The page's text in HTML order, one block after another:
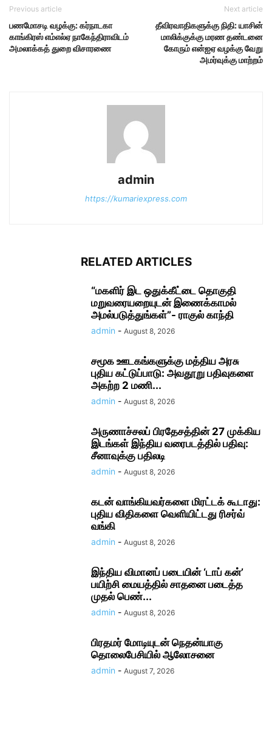
Previous article
பணமோசடி வழக்கு: கர்நாடகா
காங்கிரஸ் எம்எல்ஏ நாகேந்திராவிடம்
அமலாக்கத் துறை விசாரணை
Next article
தீவிரவாதிகளுக்கு நிதி: யாசின்
மாலிக்குக்கு மரண தண்டனை
கோரும் என்ஐஏ வழக்கு வேறு
அமர்வுக்கு மாற்றம்
admin
https://kumariexpress.com
RELATED ARTICLES
“மகளிர் இட ஒதுக்கீட்டை தொகுதி
மறுவரையறையுடன் இணைக்காமல்
அமல்படுத்துங்கள்”- ராகுல் காந்தி
admin - August 8, 2026
சமூக ஊடகங்களுக்கு மத்திய அரசு
புதிய கட்டுப்பாடு: அவதூறு பதிவுகளை
அகற்ற 2 மணி...
admin - August 8, 2026
அருணாச்சலப் பிரதேசத்தின் 27 முக்கிய
இடங்கள் இந்திய வரைபடத்தில் பதிவு:
சீனாவுக்கு பதிலடி
admin - August 8, 2026
கடன் வாங்கியவர்களை மிரட்டக் கூடாது:
புதிய விதிகளை வெளியிட்டது ரிசர்வ்
வங்கி
admin - August 8, 2026
இந்திய விமானப் படையின் ‘டாப் கன்’
பயிற்சி மையத்தில் சாதனை படைத்த
முதல் பெண்...
admin - August 8, 2026
பிரதமர் மோடி​யுடன் நெதன்யாகு
தொலைபேசியில் ஆலோ​சனை
admin - August 7, 2026